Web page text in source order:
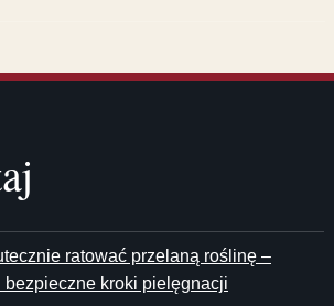
ratować przelaną roślinę –
bezpieczne kroki pielęgnacji